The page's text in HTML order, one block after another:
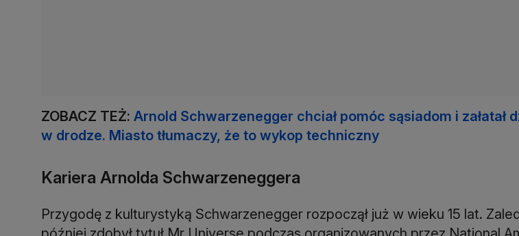
ZOBACZ TEŻ: Arnold Schwarzenegger chciał pomóc sąsiadom i załatał
w drodze. Miasto tłumaczy, że to wykop techniczny
Kariera Arnolda Schwarzeneggera
Przygodę z kulturystyką Schwarzenegger rozpoczął już w wieku 15 lat.